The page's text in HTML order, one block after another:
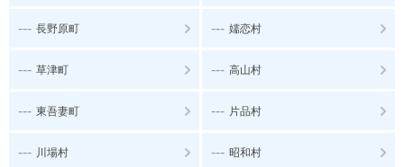
--- 長野原町 --- 嬬恋村
--- 草津町 --- 高山村
--- 東吾妻町 --- 片品村
--- 川場村 --- 昭和村